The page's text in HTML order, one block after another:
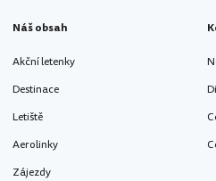
Náš obsah
Akční letenky
Destinace
Letiště
Aerolinky
Zájezdy